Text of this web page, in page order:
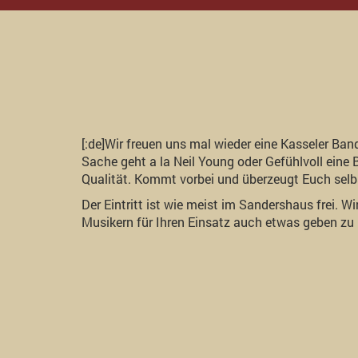
[:de]Wir freuen uns mal wieder eine Kasseler
Sache geht a la Neil Young oder Gefühlvoll
Qualität. Kommt vorbei und überzeugt Euch
Der Eintritt ist wie meist im Sandershaus frei.
Musikern für Ihren Einsatz auch etwas geben zu